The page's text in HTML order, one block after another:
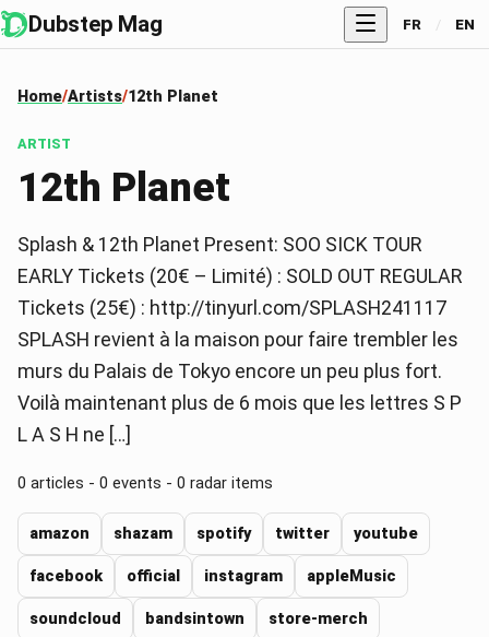
Dubstep Mag FR / EN
Home Artists 12th Planet
ARTIST
12th Planet
Splash & 12th Planet Present: SOO SICK TOUR
EARLY Tickets (20€ – Limité) : SOLD OUT REGULAR
Tickets (25€) : http://tinyurl.com/SPLASH241117
SPLASH revient à la maison pour faire trembler les
murs du Palais de Tokyo encore un peu plus fort.
Voilà maintenant plus de 6 mois que les lettres S P
L A S H ne […]
0 articles - 0 events - 0 radar items
amazon shazam spotify twitter youtube
facebook official instagram appleMusic
soundcloud bandsintown store-merch